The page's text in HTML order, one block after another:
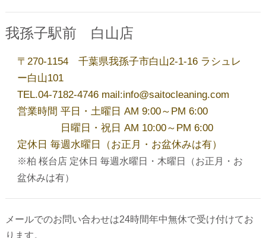
今年も開催！毛布・布団キャンペーン
ゴールデンウィーク営業のお知らせ
アーカイブ
2026年8月
2026年5月
我孫子駅前 白山店
〒270-1154 千葉県我孫子市白山2-1-16 ラシュレ
ー白山101
TEL.04-7182-4746 mail:info@saitocleaning.com
営業時間 平日・土曜日 AM 9:00～PM 6:00
日曜日・祝日 AM 10:00～PM 6:00
定休日 毎週水曜日（お正月・お盆休みは有）
※柏 桜台店 定休日 毎週水曜日・木曜日（お正月・お
盆休みは有）
メールでのお問い合わせは24時間年中無休で受け付けてお
ります。